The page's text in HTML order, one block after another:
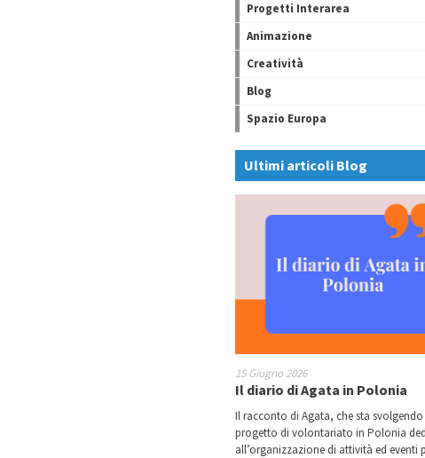
Progetti Interarea
Animazione
Creatività
Blog
Spazio Europa
Ultimi articoli Blog
15 Giugno 2026
Il diario di Agata in Polonia
Il racconto di Agata, che sta svolgendo
progetto di volontariato in Polonia
all’organizzazione di attività ed eventi